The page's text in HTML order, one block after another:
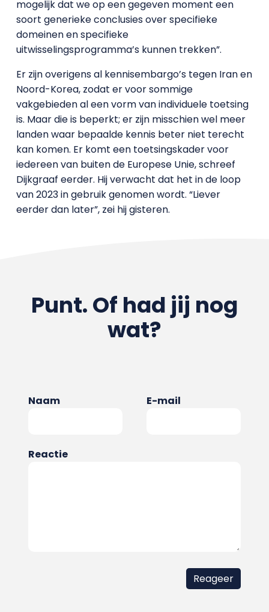
mogelijk dat we op een gegeven moment een
soort generieke conclusies over specifieke
domeinen en specifieke
uitwisselingsprogramma’s kunnen trekken”.
Er zijn overigens al kennisembargo’s tegen Iran en
Noord-Korea, zodat er voor sommige
vakgebieden al een vorm van individuele toetsing
is. Maar die is beperkt; er zijn misschien wel meer
landen waar bepaalde kennis beter niet terecht
kan komen. Er komt een toetsingskader voor
iedereen van buiten de Europese Unie, schreef
Dijkgraaf eerder. Hij verwacht dat het in de loop
van 2023 in gebruik genomen wordt. “Liever
eerder dan later”, zei hij gisteren.
Punt. Of had jij nog
wat?
Naam E-mail
Reactie